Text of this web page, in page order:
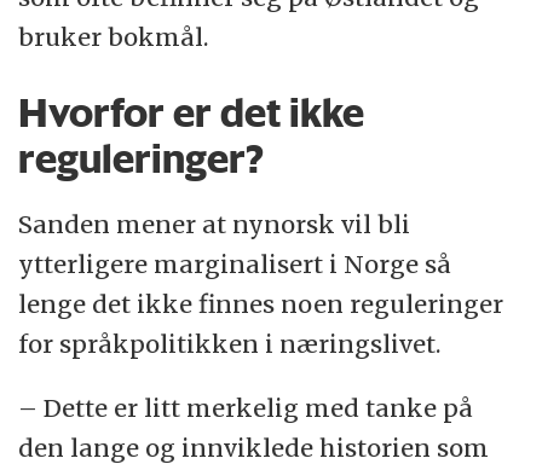
bruker bokmål.
Hvorfor er det ikke
reguleringer?
Sanden mener at nynorsk vil bli
ytterligere marginalisert i Norge så
lenge det ikke finnes noen reguleringer
for språkpolitikken i næringslivet.
– Dette er litt merkelig med tanke på
den lange og innviklede historien som